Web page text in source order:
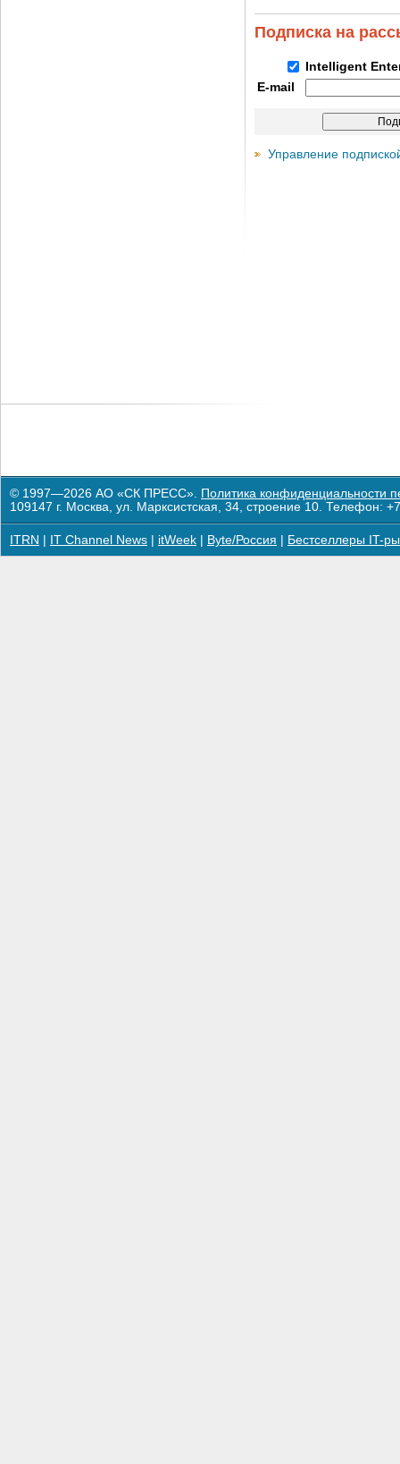
Подписка на
Intelligent
E-mail
Управление
© 1997—2026 АО «СК ПРЕСС». Политика конфиденциальности
109147 г. Москва, ул. Марксистская, 34, строение 10. Телефон:
ITRN IT Channel News itWeek Byte/Россия Бестселлеры IT-